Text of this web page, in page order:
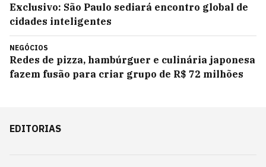
Exclusivo: São Paulo sediará encontro global de
cidades inteligentes
NEGÓCIOS
Redes de pizza, hambúrguer e culinária japonesa
fazem fusão para criar grupo de R$ 72 milhões
EDITORIAS